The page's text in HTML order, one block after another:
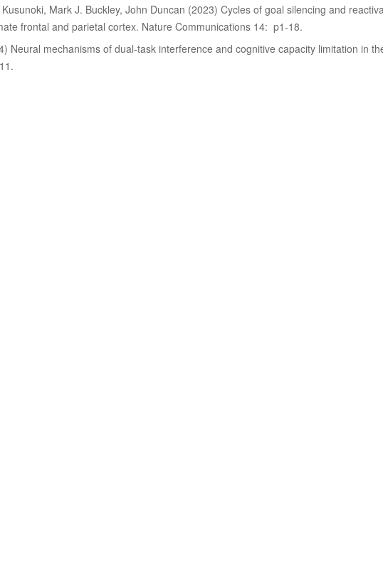
Mark J. Buckley, John Duncan (2023) Cycles of goal silencing and
frontal and parietal cortex. Nature Communications 14: p1-18.
Neural mechanisms of dual-task interference and cognitive capacity limitation in